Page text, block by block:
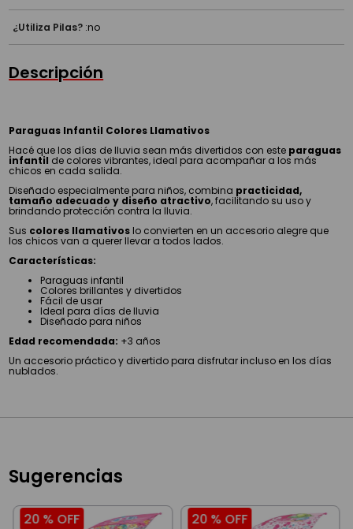
¿Utiliza Pilas? :no
Descripción
Paraguas Infantil Colores Llamativos
Hacé que los días de lluvia sean más divertidos con este paraguas
infantil de colores vibrantes, ideal para acompañar a los más
chicos en cada salida.
Diseñado especialmente para niños, combina practicidad,
tamaño adecuado y diseño atractivo, facilitando su uso y
brindando protección contra la lluvia.
Sus colores llamativos lo convierten en un accesorio alegre que
los chicos van a querer llevar a todos lados.
Características:
Paraguas infantil
Colores brillantes y divertidos
Fácil de usar
Ideal para días de lluvia
Diseñado para niños
Edad recomendada: +3 años
Un accesorio práctico y divertido para disfrutar incluso en los días
nublados.
Sugerencias
20 % OFF 20 % OFF